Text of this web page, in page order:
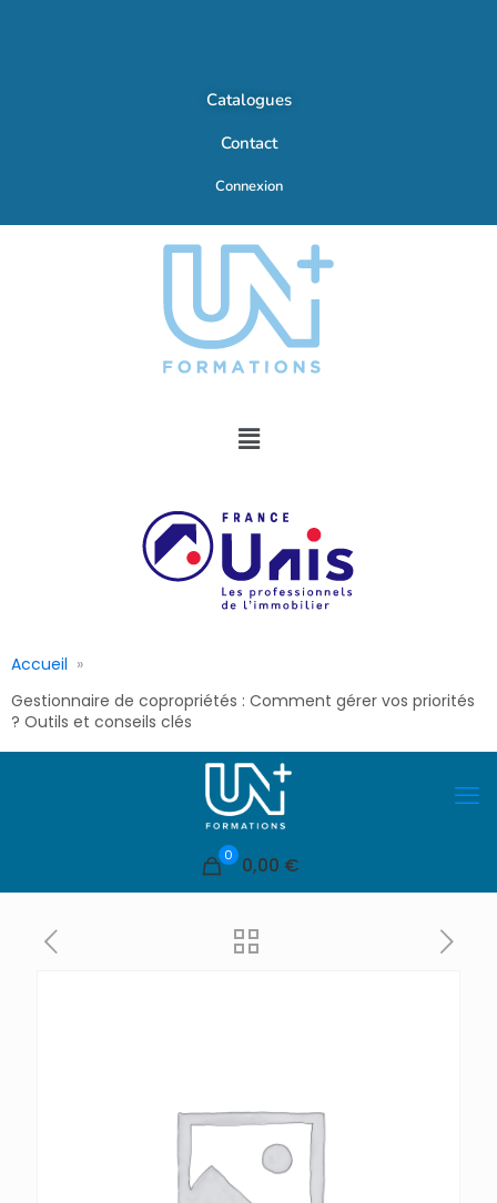
Catalogues
Contact
Connexion
Accueil
Gestionnaire de copropriétés : Comment gérer vos priorités
? Outils et conseils clés
0 0,00 €